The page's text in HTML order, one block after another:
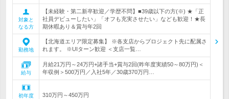
対象と
なる方
【未経験・第二新卒歓迎／学歴不問】■39歳以下の方(※) ★「正
社員デビューしたい」「オフも充実させたい」なども歓迎！★長
期休暇あり＆賞与年2回
勤務地
【北海道エリア限定募集】 ※各支店からプロジェクト先に配属さ
れます。 ※UIターン歓迎 ＜支店一覧…
給与
月給21万円～24万円+諸手当+賞与2回(昨年度実績50～80万円)＜
年収例＞500万円／入社5年／30歳370万円…
初年度
310万円～450万円